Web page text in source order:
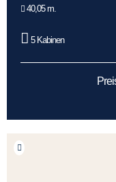
40,05 m.
5 Kabinen